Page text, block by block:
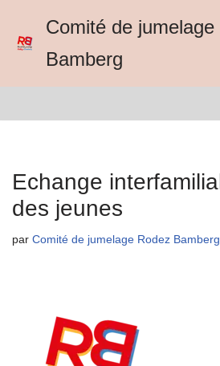
Aller
Comité de jumelage
Bamberg
Echange
des jeunes
par Comité de jumelage Rodez Bamberg